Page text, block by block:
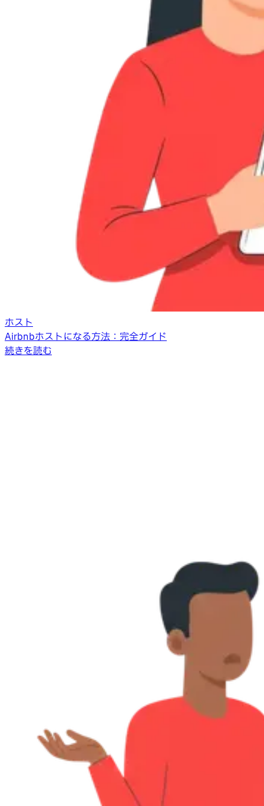
ホスト
Airbnbホストになる方法：完全ガイド
続きを読む